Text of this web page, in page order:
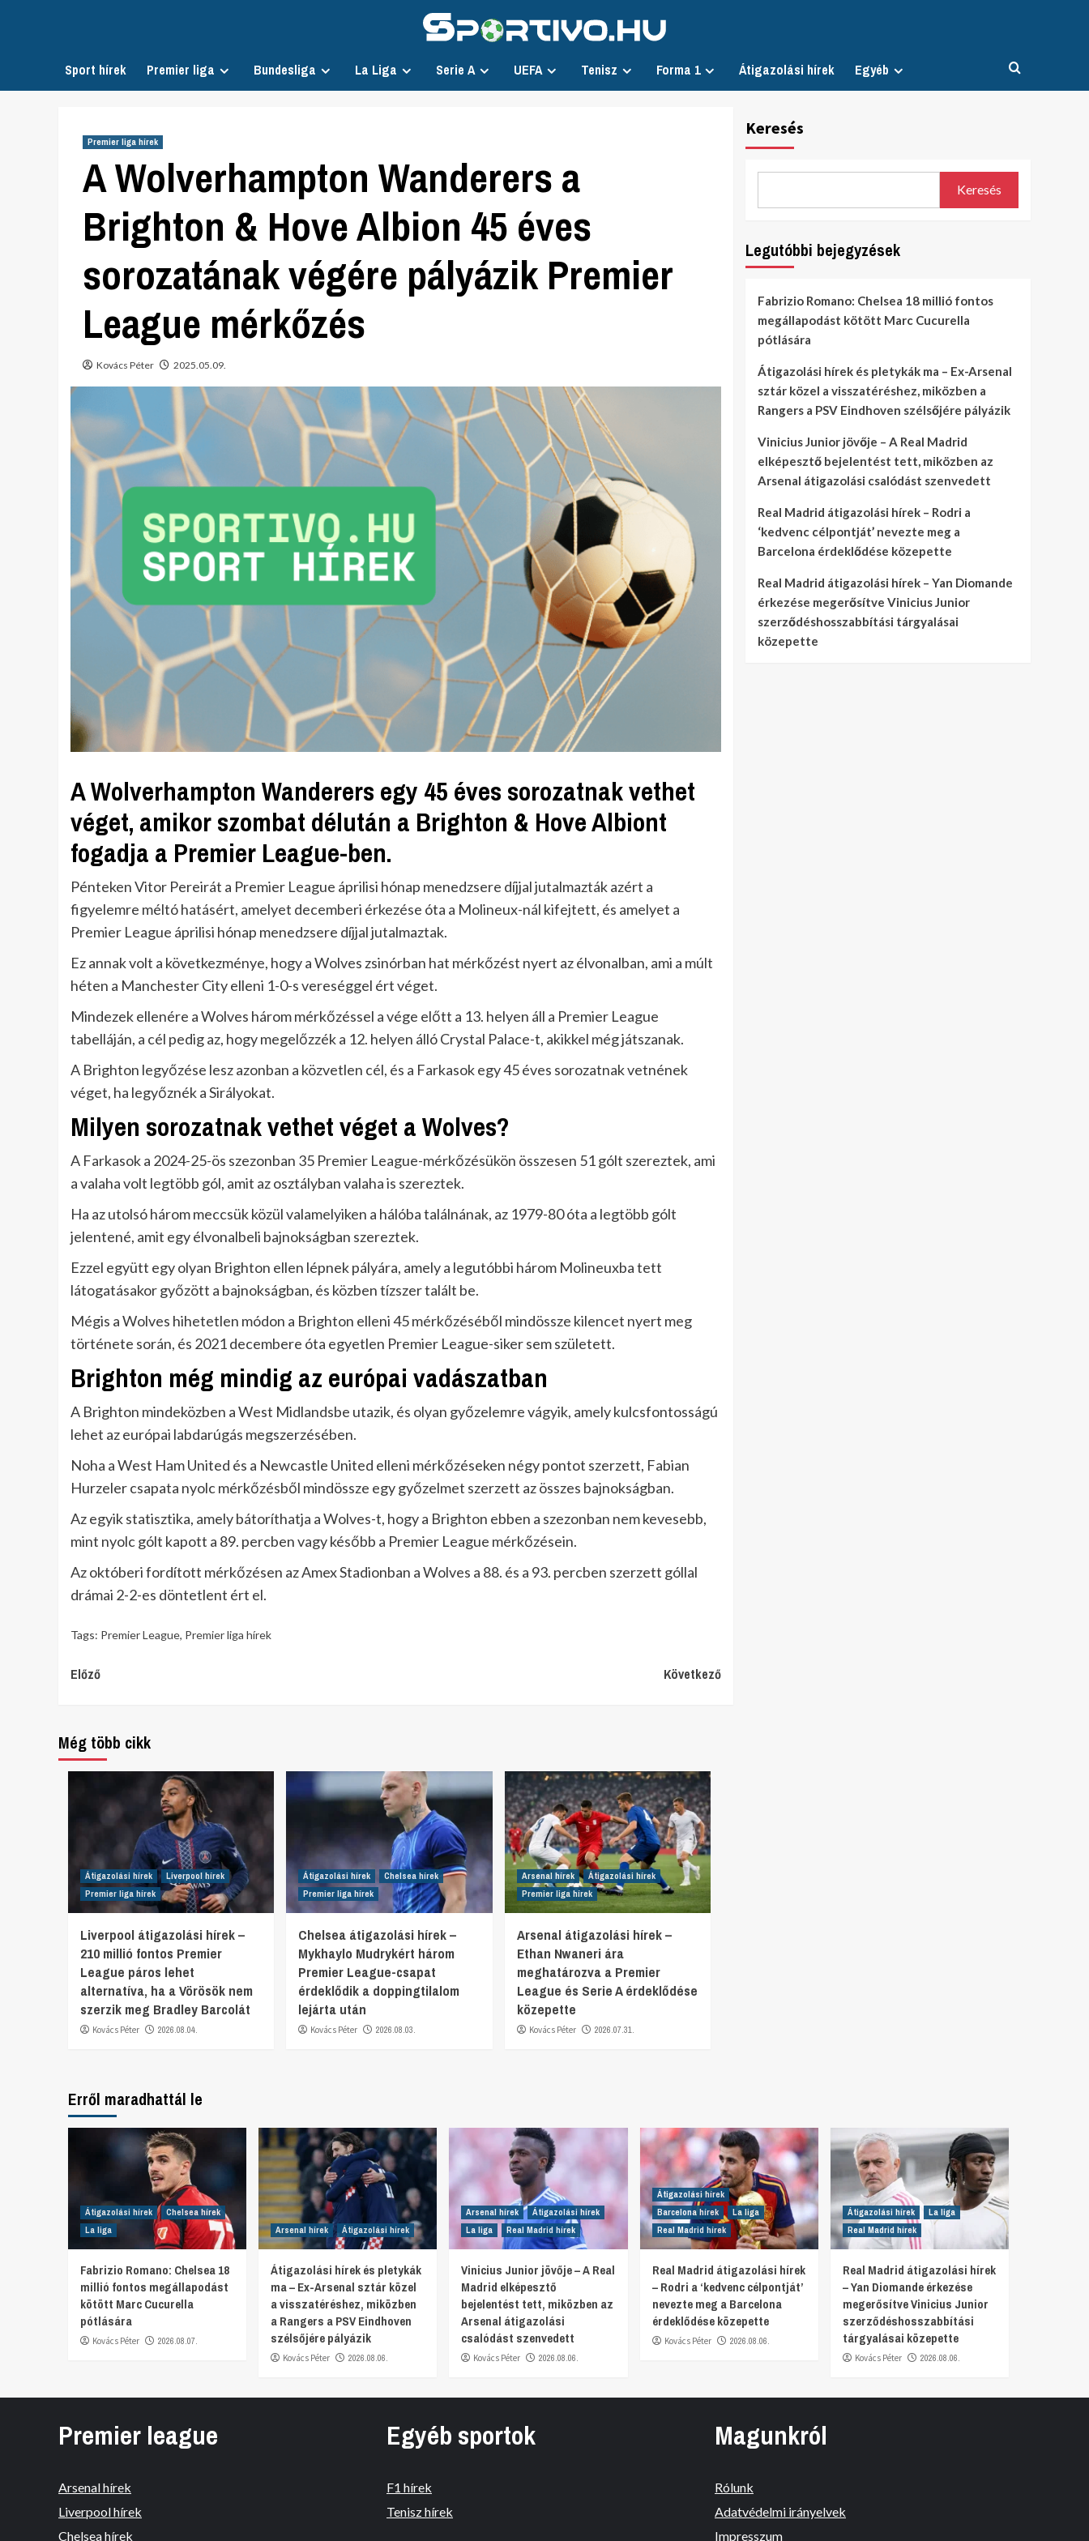
Sport hírek Premier liga Bundesliga La Liga Serie A UEFA Tenisz Forma 1 Átigazolási hírek Egyéb
Premier liga hírek
A Wolverhampton Wanderers a
Brighton & Hove Albion 45 éves
sorozatának végére pályázik Premier
League mérkőzés
Kovács Péter 2025.05.09.
A Wolverhampton Wanderers egy 45 éves sorozatnak vethet
véget, amikor szombat délután a Brighton & Hove Albiont
fogadja a Premier League-ben.
Pénteken Vitor Pereirát a Premier League áprilisi hónap menedzsere díjjal jutalmazták azért a
figyelemre méltó hatásért, amelyet decemberi érkezése óta a Molineux-nál kifejtett, és amelyet a
Premier League áprilisi hónap menedzsere díjjal jutalmaztak.
Ez annak volt a következménye, hogy a Wolves zsinórban hat mérkőzést nyert az élvonalban, ami a múlt
héten a Manchester City elleni 1-0-s vereséggel ért véget.
Mindezek ellenére a Wolves három mérkőzéssel a vége előtt a 13. helyen áll a Premier League
tabelláján, a cél pedig az, hogy megelőzzék a 12. helyen álló Crystal Palace-t, akikkel még játszanak.
A Brighton legyőzése lesz azonban a közvetlen cél, és a Farkasok egy 45 éves sorozatnak vetnének
véget, ha legyőznék a Sirályokat.
Milyen sorozatnak vethet véget a Wolves?
A Farkasok a 2024-25-ös szezonban 35 Premier League-mérkőzésükön összesen 51 gólt szereztek, ami
a valaha volt legtöbb gól, amit az osztályban valaha is szereztek.
Ha az utolsó három meccsük közül valamelyiken a hálóba találnának, az 1979-80 óta a legtöbb gólt
jelentené, amit egy élvonalbeli bajnokságban szereztek.
Ezzel együtt egy olyan Brighton ellen lépnek pályára, amely a legutóbbi három Molineuxba tett
látogatásakor győzött a bajnokságban, és közben tízszer talált be.
Mégis a Wolves hihetetlen módon a Brighton elleni 45 mérkőzéséből mindössze kilencet nyert meg
története során, és 2021 decembere óta egyetlen Premier League-siker sem született.
Brighton még mindig az európai vadászatban
A Brighton mindeközben a West Midlandsbe utazik, és olyan győzelemre vágyik, amely kulcsfontosságú
lehet az európai labdarúgás megszerzésében.
Noha a West Ham United és a Newcastle United elleni mérkőzéseken négy pontot szerzett, Fabian
Hurzeler csapata nyolc mérkőzésből mindössze egy győzelmet szerzett az összes bajnokságban.
Az egyik statisztika, amely bátoríthatja a Wolves-t, hogy a Brighton ebben a szezonban nem kevesebb,
mint nyolc gólt kapott a 89. percben vagy később a Premier League mérkőzésein.
Az októberi fordított mérkőzésen az Amex Stadionban a Wolves a 88. és a 93. percben szerzett góllal
drámai 2-2-es döntetlent ért el.
Tags: Premier League, Premier liga hírek
Continue
Előző Következő
Még több cikk
Átigazolási hírek
Liverpool hírek
Premier liga hírek
Liverpool átigazolási hírek –
210 millió fontos Premier
League páros lehet
alternatíva, ha a Vörösök nem
szerzik meg Bradley Barcolát
Kovács Péter 2026.08.04.
Átigazolási hírek
Chelsea hírek
Premier liga hírek
Chelsea átigazolási hírek –
Mykhaylo Mudrykért három
Premier League-csapat
érdeklődik a doppingtilalom
lejárta után
Kovács Péter 2026.08.03.
Arsenal hírek
Átigazolási hírek
Premier liga hírek
Arsenal átigazolási hírek –
Ethan Nwaneri ára
meghatározva a Premier
League és Serie A érdeklődése
közepette
Kovács Péter 2026.07.31.
Keresés
Keresés
Legutóbbi bejegyzések
Fabrizio Romano: Chelsea 18 millió fontos
megállapodást kötött Marc Cucurella
pótlására
Átigazolási hírek és pletykák ma – Ex-Arsenal
sztár közel a visszatéréshez, miközben a
Rangers a PSV Eindhoven szélsőjére pályázik
Vinicius Junior jövője – A Real Madrid
elképesztő bejelentést tett, miközben az
Arsenal átigazolási csalódást szenvedett
Real Madrid átigazolási hírek – Rodri a
‘kedvenc célpontját’ nevezte meg a
Barcelona érdeklődése közepette
Real Madrid átigazolási hírek – Yan Diomande
érkezése megerősítve Vinicius Junior
szerződéshosszabbítási tárgyalásai
közepette
Erről maradhattál le
Átigazolási hírek
Chelsea hírek
La liga
Fabrizio Romano: Chelsea 18
millió fontos megállapodást
kötött Marc Cucurella
pótlására
Kovács Péter 2026.08.07.
Arsenal hírek Átigazolási hírek
Átigazolási hírek és pletykák
ma – Ex-Arsenal sztár közel
a visszatéréshez, miközben
a Rangers a PSV Eindhoven
szélsőjére pályázik
Kovács Péter 2026.08.06.
Arsenal hírek
Átigazolási hírek
La liga
Real Madrid hírek
Vinicius Junior jövője – A Real
Madrid elképesztő
bejelentést tett, miközben az
Arsenal átigazolási
csalódást szenvedett
Kovács Péter 2026.08.06.
Átigazolási hírek
Barcelona hírek
La liga
Real Madrid hírek
Real Madrid átigazolási hírek
– Rodri a ‘kedvenc célpontját’
nevezte meg a Barcelona
érdeklődése közepette
Kovács Péter 2026.08.06.
Átigazolási hírek
La liga
Real Madrid hírek
Real Madrid átigazolási hírek
– Yan Diomande érkezése
megerősítve Vinicius Junior
szerződéshosszabbítási
tárgyalásai közepette
Kovács Péter 2026.08.06.
Premier league
Arsenal hírek
Liverpool hírek
Chelsea hírek
Egyéb sportok
F1 hírek
Tenisz hírek
Magunkról
Rólunk
Adatvédelmi irányelvek
Impresszum